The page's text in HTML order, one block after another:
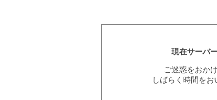
現在サーバ
ご迷惑をおか
しばらく時間を